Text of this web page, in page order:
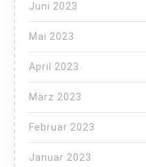
Juni 2023
Mai 2023
April 2023
März 2023
Februar 2023
Januar 2023